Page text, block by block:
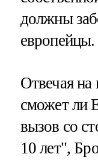
должны
европейцы.
Отвечая
сможет ли
вызов со
10 лет",